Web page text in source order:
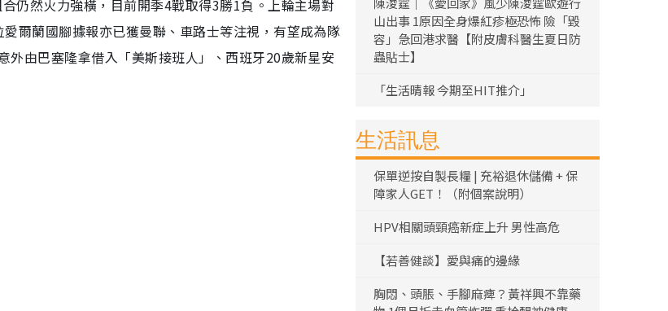
仍然火力強橫，目前開季4戰取得3勝1負。上輪主場對
爾蘭國腳據報亦已獲曼聯、車路士等注視，有望成為隊
由巴塞隆拿借入「美斯接班人」、西班牙20歲新星安
山出事 1原因全身爆紅疹極恐怖 險「毀
容」急回港求醫【附皮膚科醫生夏日防
蟲貼士】
「生活晴報 今期至HIT推介」
生活訊息
保單逆按自製長糧 | 充裕退休儲備 + 保
障家人GET！（附個案說明）
HPV相關頭頸癌新症上升 男性高危
【若善健談】愛與痛的邊緣
胸悶、頭脹、手腳麻痺？黃祥興不靠藥